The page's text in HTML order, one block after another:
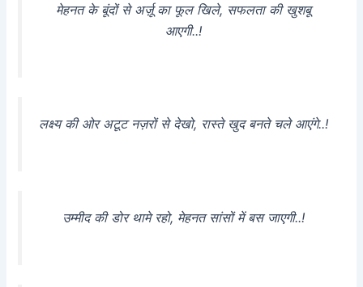
मेहनत के बूंदों से अर्ज़ू का फूल खिले, सफलता की खुशबू
आएगी..!
लक्ष्य की ओर अटूट नज़रों से देखो, रास्ते खुद बनते चले आएंगे..!
उम्मीद की डोर थामे रहो, मेहनत सांसों में बस जाएगी..!